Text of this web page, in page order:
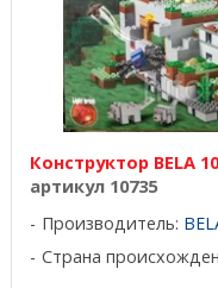
Конструктор BELA
артикул 10735
Производитель:
Страна